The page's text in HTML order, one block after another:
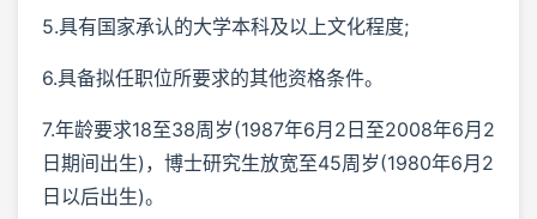
5.具有国家承认的大学本科及以上文化程度;
6.具备拟任职位所要求的其他资格条件。
7.年龄要求18至38周岁(1987年6月2日至2008年6月2
日期间出生)，博士研究生放宽至45周岁(1980年6月2
日以后出生)。